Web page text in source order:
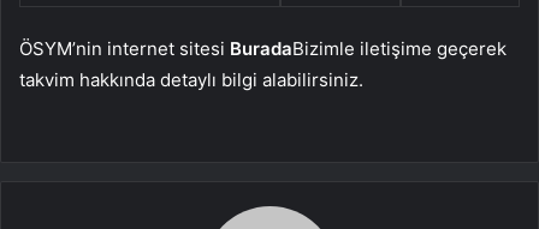
ÖSYM’nin internet sitesi BuradaBizimle iletişime geçerek
takvim hakkında detaylı bilgi alabilirsiniz.